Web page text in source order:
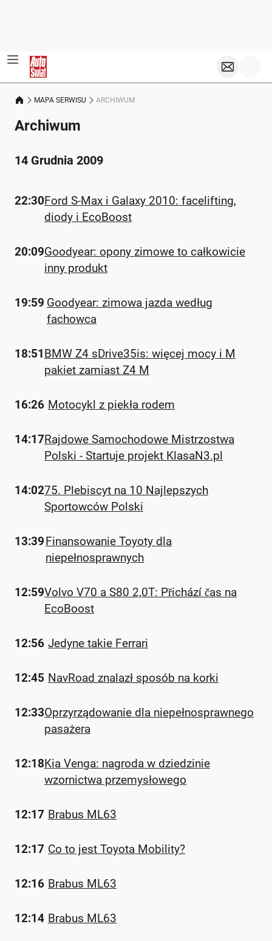
MAPA SERWISU ARCHIWUM
Archiwum
14 Grudnia 2009
22:30Ford S-Max i Galaxy 2010: facelifting,
diody i EcoBoost
20:09Goodyear: opony zimowe to całkowicie
inny produkt
19:59 Goodyear: zimowa jazda według
fachowca
18:51BMW Z4 sDrive35is: więcej mocy i M
pakiet zamiast Z4 M
16:26 Motocykl z piekła rodem
14:17Rajdowe Samochodowe Mistrzostwa
Polski - Startuje projekt KlasaN3.pl
14:0275. Plebiscyt na 10 Najlepszych
Sportowców Polski
13:39Finansowanie Toyoty dla
niepełnosprawnych
12:59Volvo V70 a S80 2,0T: Přichází čas na
EcoBoost
12:56 Jedyne takie Ferrari
12:45 NavRoad znalazł sposób na korki
12:33Oprzyrządowanie dla niepełnosprawnego
pasażera
12:18Kia Venga: nagroda w dziedzinie
wzornictwa przemysłowego
12:17 Brabus ML63
12:17 Co to jest Toyota Mobility?
12:16 Brabus ML63
12:14 Brabus ML63